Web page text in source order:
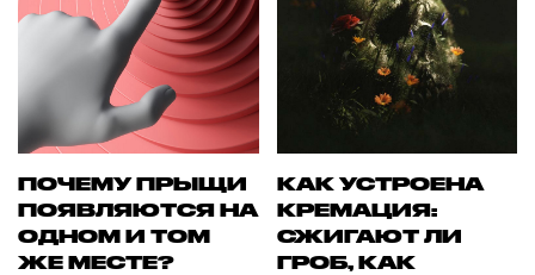
ПОЧЕМУ ПРЫЩИ
ПОЯВЛЯЮТСЯ НА
ОДНОМ И ТОМ
ЖЕ МЕСТЕ?
КАК УСТРОЕНА
КРЕМАЦИЯ:
СЖИГАЮТ ЛИ
ГРОБ, КАК